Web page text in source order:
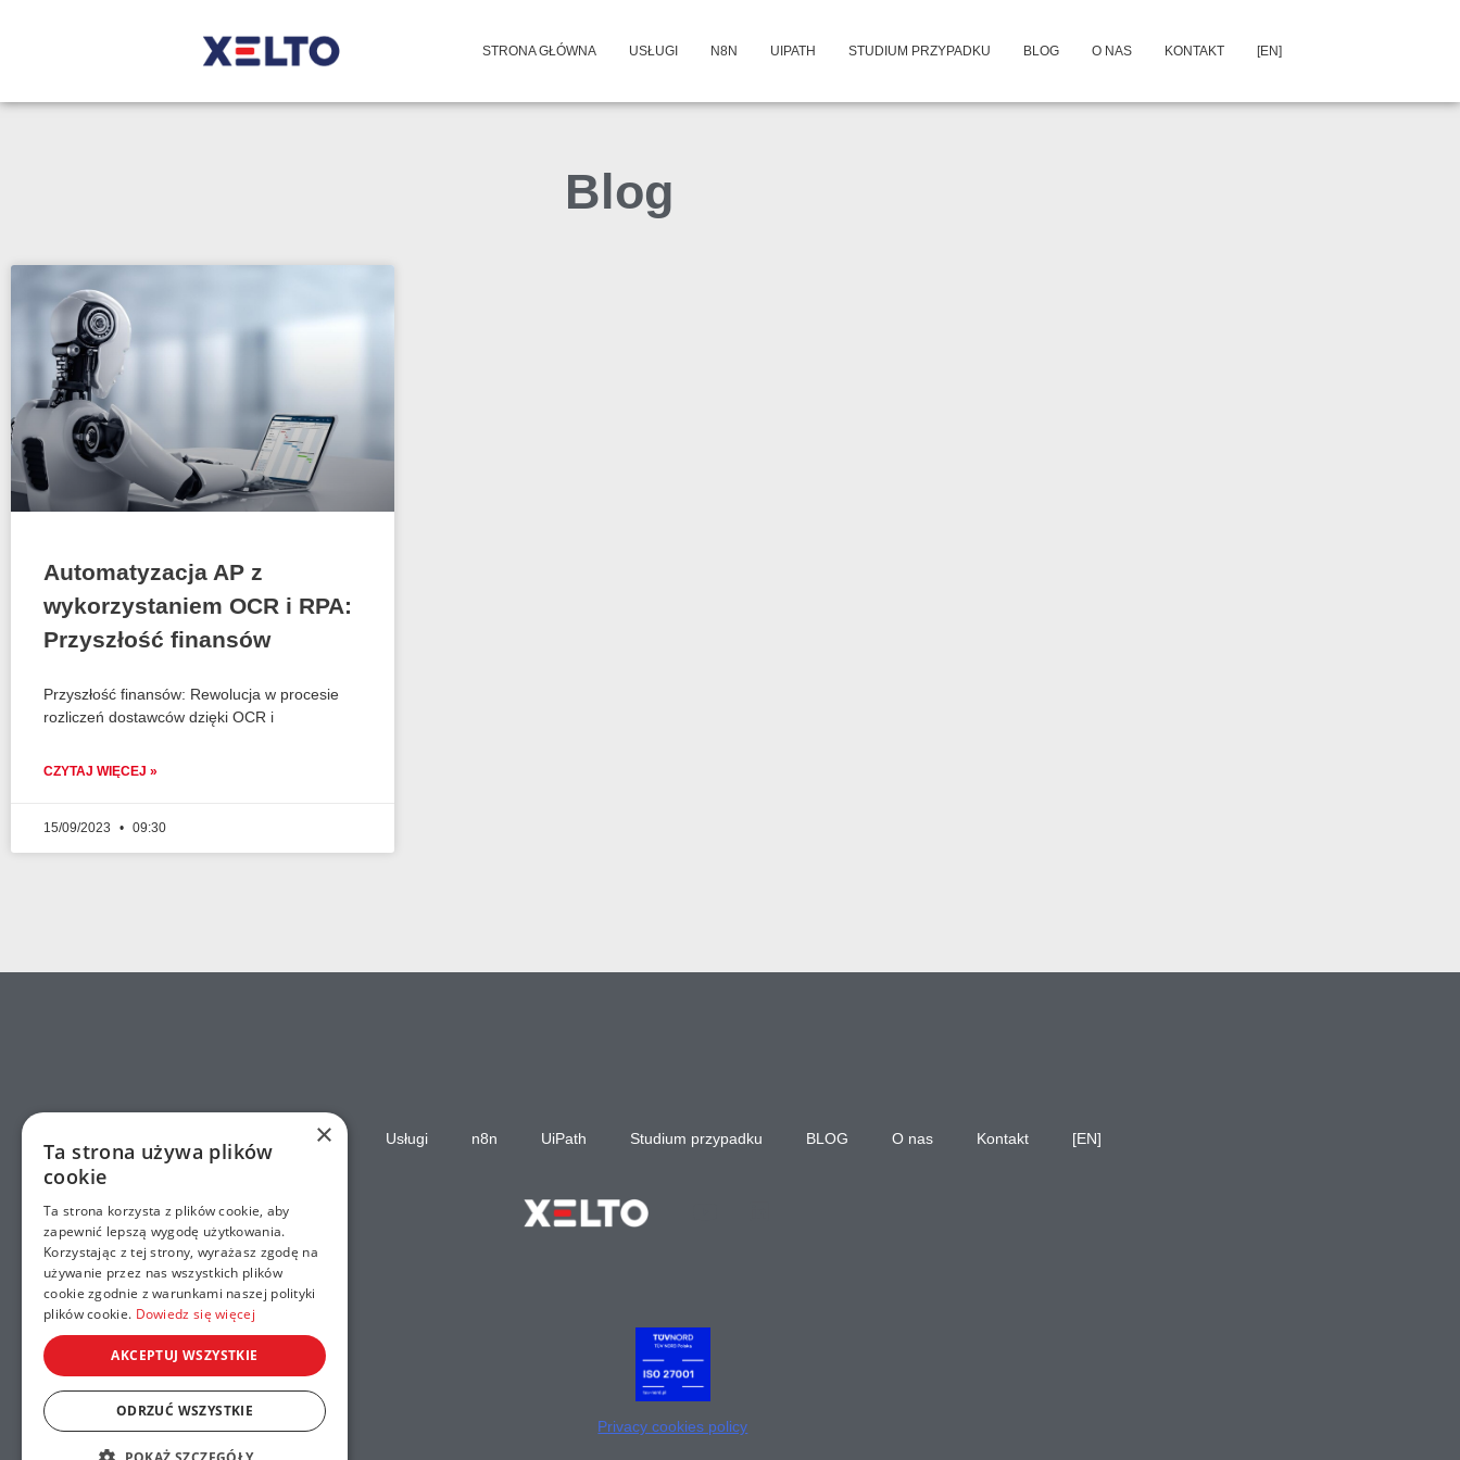
STRONA GŁÓWNA USŁUGI N8N UIPATH STUDIUM PRZYPADKU BLOG O NAS KONTAKT [EN]
Blog
Automatyzacja AP z
wykorzystaniem OCR i RPA:
Przyszłość finansów
Przyszłość finansów: Rewolucja w procesie
rozliczeń dostawców dzięki OCR i
CZYTAJ WIĘCEJ »
15/09/2023 09:30
Strona główna Usługi n8n UiPath Studium przypadku BLOG O nas Kontakt [EN]
Privacy cookies policy
×
Ta strona używa plików
cookie
Ta strona korzysta z plików cookie, aby
zapewnić lepszą wygodę użytkowania.
Korzystając z tej strony, wyrażasz zgodę na
używanie przez nas wszystkich plików
cookie zgodnie z warunkami naszej polityki
plików cookie. Dowiedz się więcej
AKCEPTUJ WSZYSTKIE
ODRZUĆ WSZYSTKIE